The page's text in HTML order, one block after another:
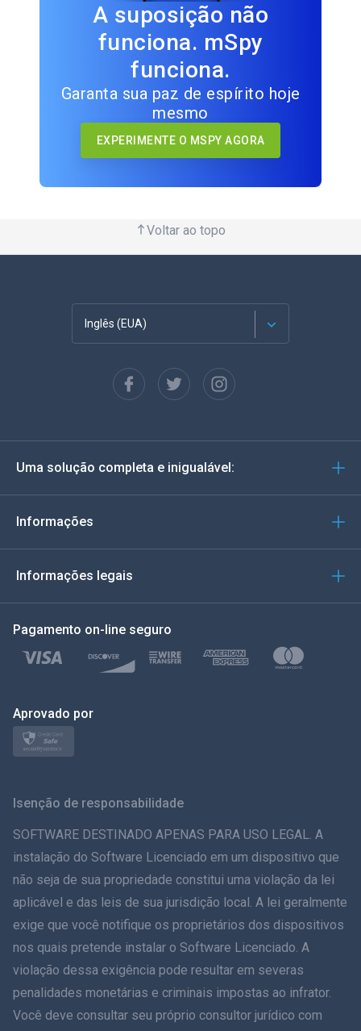
A suposição não
funciona. mSpy
funciona.
Garanta sua paz de espírito hoje
mesmo
EXPERIMENTE O MSPY AGORA
Voltar ao topo
Inglês (EUA)
Espanhol
Alemão
Italiano
Türkçe
Polonês
日本
ภาษาไทย
Dansk
हिंदी
עברית
Uma solução completa e inigualável:
Informações
Informações legais
Pagamento on-line seguro
Aprovado por
Isenção de responsabilidade
SOFTWARE DESTINADO APENAS PARA USO LEGAL. A
instalação do Software Licenciado em um dispositivo que
não seja de sua propriedade constitui uma violação da lei
aplicável e das leis de sua jurisdição local. A lei geralmente
exige que você notifique os proprietários dos dispositivos
nos quais pretende instalar o Software Licenciado. A
violação dessa exigência pode resultar em severas
penalidades monetárias e criminais impostas ao infrator.
Você deve consultar seu próprio consultor jurídico com